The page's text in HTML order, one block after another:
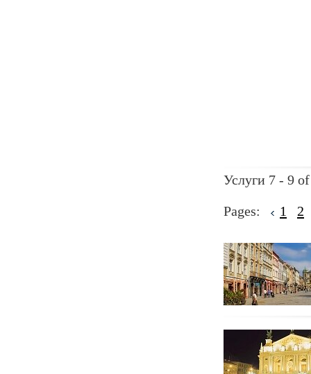
Услуги 7 - 9
Pages: 1 2